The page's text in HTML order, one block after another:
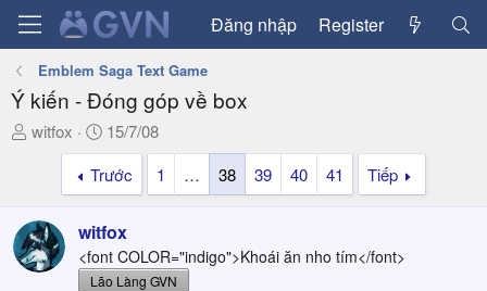
Đăng nhập Register
Emblem Saga Text Game
Ý kiến - Đóng góp về box
T
a
d
s
witfox
N
g
à
y
g
ử
i
15/7/08
Trước
1 … 38 39 40 41 Tiếp
witfox
<font COLOR="indigo">Khoái ăn nho tím</font>
Lão Làng GVN